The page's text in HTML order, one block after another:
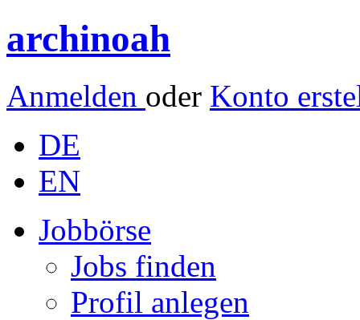
archinoah
Anmelden oder Konto
DE
EN
Jobbörse
Jobs finden
Profil anlegen